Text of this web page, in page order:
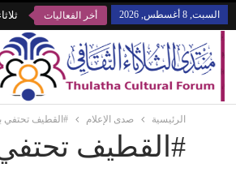
السبت, 8 أغسطس, 2026 أخر الفعاليات
الرئيسية صدى الإعلام #القطيف تحتفي
#القطيف تحتفي